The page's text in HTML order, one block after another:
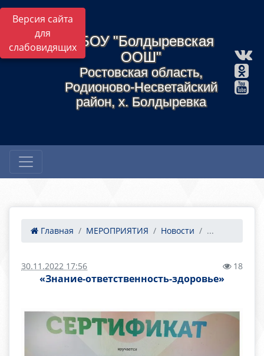
Версия сайта
для
слабовидящихМБОУ "Болдыревская
ООШ"
Ростовская область,
Родионово-Несветайский
район, х. Болдыревка
Главная МЕРОПРИЯТИЯ Новости ...
30.11.2022 17:56 18
«Знание-ответственность-здоровье»